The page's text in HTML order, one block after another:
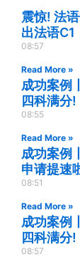
震惊! 法
出法语C1
08:57
Read More »
成功案例
四科满分!
08:55
Read More »
成功案例
申请提速
08:51
Read More »
成功案例
四科满分!
08:57